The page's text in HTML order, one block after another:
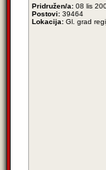
Pridružen/a: 08 lis
Postovi: 39464
Lokacija: Gl. grad